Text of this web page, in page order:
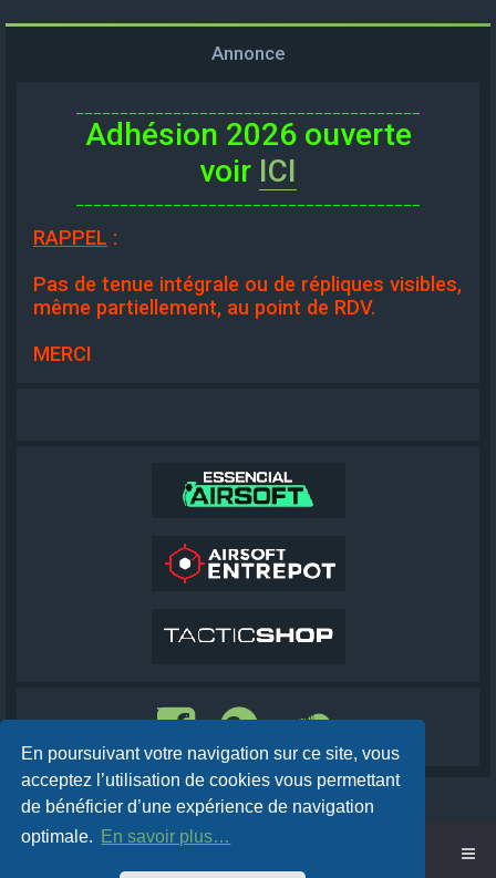
En poursuivant votre navigation sur ce site, vous
acceptez l’utilisation de cookies vous permettant
de bénéficier d’une expérience de navigation
optimale.
En savoir plus…
Annonce
Adhésion 2026 ouverte
voir ICI
RAPPEL :
Pas de tenue intégrale ou de répliques visibles,
même partiellement, au point de RDV.
MERCI